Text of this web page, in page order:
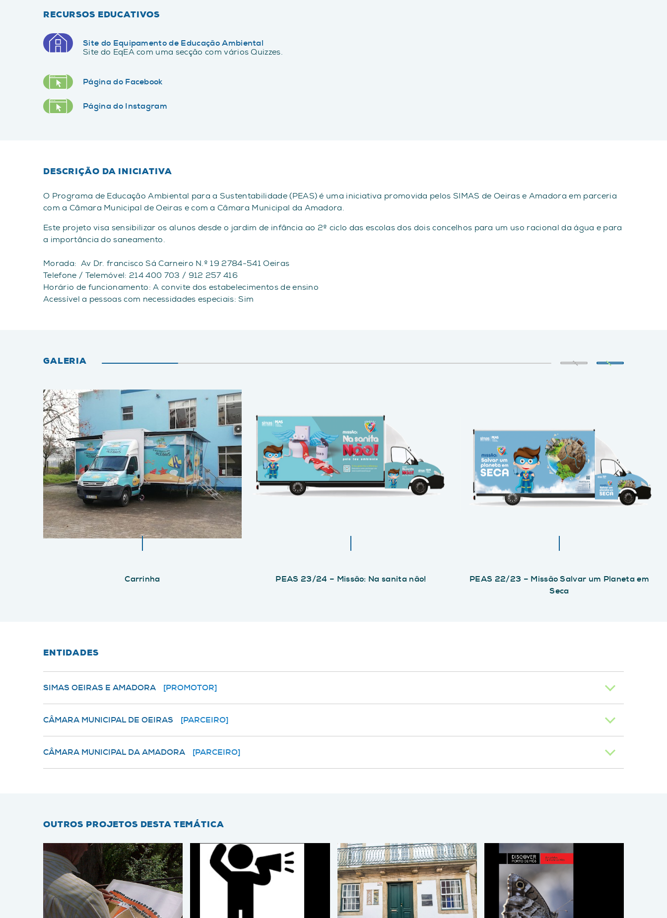
RECURSOS EDUCATIVOS
Site do Equipamento de Educação Ambiental
Site do EqEA com uma secção com vários Quizzes.
Página do Facebook
Página do Instagram
DESCRIÇÃO DA INICIATIVA
O Programa de Educação Ambiental para a Sustentabilidade (PEAS) é uma iniciativa promovida pelos SIMAS de Oeiras e Amadora em parceria
com a Câmara Municipal de Oeiras e com a Câmara Municipal da Amadora.
Este projeto visa sensibilizar os alunos desde o jardim de infância ao 2º ciclo das escolas dos dois concelhos para um uso racional da água e para
a importância do saneamento.
Morada: Av Dr. francisco Sá Carneiro N.º 19 2784-541 Oeiras
Telefone / Telemóvel: 214 400 703 / 912 257 416
Horário de funcionamento: A convite dos estabelecimentos de ensino
Acessível a pessoas com necessidades especiais: Sim
GALERIA
Carrinha PEAS 23/24 – Missão: Na sanita não!
PEAS 22/23 – Missão Salvar um Planeta em
Seca
ENTIDADES
SIMAS OEIRAS E AMADORA [PROMOTOR]
CÂMARA MUNICIPAL DE OEIRAS [PARCEIRO]
CÂMARA MUNICIPAL DA AMADORA [PARCEIRO]
OUTROS PROJETOS DESTA TEMÁTICA